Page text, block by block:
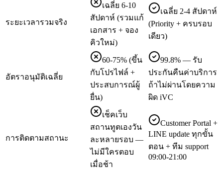
ระยะเวลารวมจริง
เฉลี่ย 6-10
สัปดาห์ (รวมแก้
เอกสาร + จอง
คิวใหม่)
เฉลี่ย 2-4 สัปดาห์
(Priority + ครบรอบ
เดียว)
อัตราอนุมัติเฉลี่ย
60-75% (ขึ้น
กับโปรไฟล์ +
ประสบการณ์ผู้
ยื่น)
99.8% — รับ
ประกันคืนค่าบริการ
ถ้าไม่ผ่านโดยความ
ผิด iVC
การติดตามสถานะ
เช็คเว็บ
สถานทูตเองวัน
ละหลายรอบ —
ไม่มีใครตอบ
เมื่อช้า
Customer Portal +
LINE update ทุกขั้น
ตอน + ทีม support
09:00-21:00